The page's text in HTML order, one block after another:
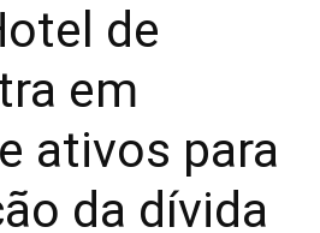
de
em
ativos para
da dívida